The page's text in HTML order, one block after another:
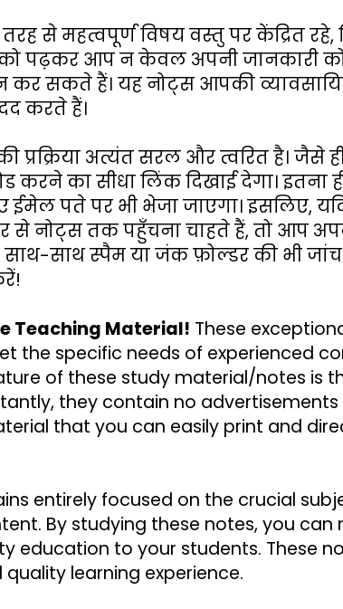
से महत्वपूर्ण विषय वस्तु पर केंद्रित रहे,
को पढ़कर आप न केवल अपनी जानकारी
कर सकते हैं। यह नोट्स आपकी
करते हैं।
प्रक्रिया अत्यंत सरल और त्वरित है।
का सीधा लिंक दिखाई देगा। इतना
ईमेल पते पर भी भेजा जाएगा। इसलिए,
से नोट्स तक पहुँचना चाहते हैं, तो आप
साथ स्पैम या जंक फ़ोल्डर की भी
Teaching Material! These
specific needs of experienced
of these study material/notes is
that you can easily print and
entirely focused on the crucial
By studying these notes, you can
education to your students. These
learning experience.